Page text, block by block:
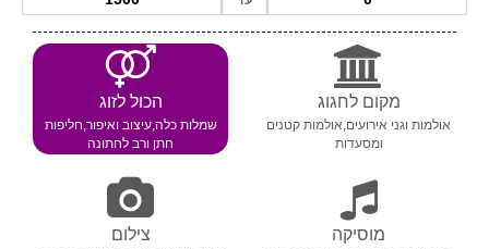
מקום לחגוג
אולמות וגני אירועים,אולמות קטנים
ומסעדות
הכול לזוג
שמלות כלה,עיצוב ואיפור,חליפות
חתן ורב לחתונה
מוסיקה צילום